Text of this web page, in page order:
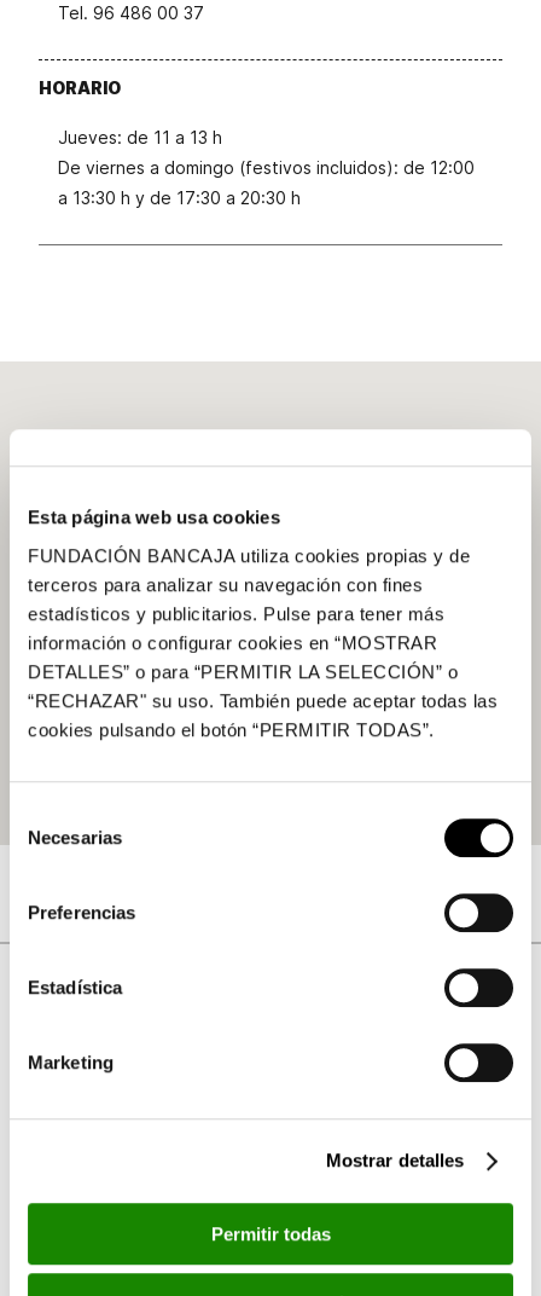
Esta página web usa cookies
FUNDACIÓN BANCAJA utiliza cookies propias y de
terceros para analizar su navegación con fines
estadísticos y publicitarios. Pulse para tener más
información o configurar cookies en “MOSTRAR
DETALLES” o para “PERMITIR LA SELECCIÓN” o
“RECHAZAR" su uso. También puede aceptar todas las
cookies pulsando el botón “PERMITIR TODAS”.
de Necesarias
Preferencias
Estadística
Marketing
Mostrar detalles
Permitir todas
Tel. 96 486 00 37
HORARIO
Jueves: de 11 a 13 h
De viernes a domingo (festivos incluidos): de 12:00
a 13:30 h y de 17:30 a 20:30 h